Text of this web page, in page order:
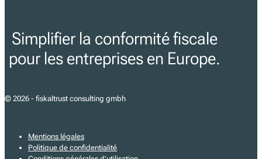
Simplifier la conformité fiscale
pour les entreprises en Europe.
© 2026 - fiskaltrust consulting gmbh
Mentions légales
Politique de confidentialité